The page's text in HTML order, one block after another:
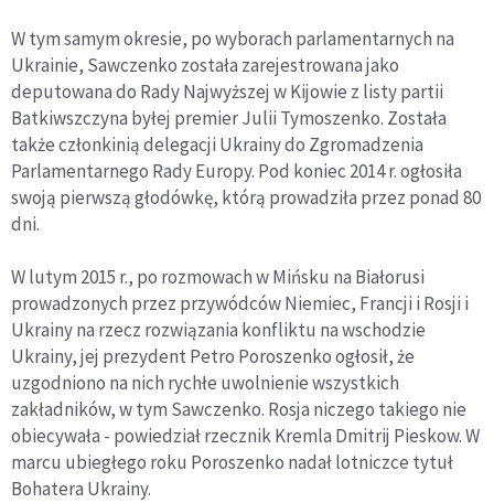
W tym samym okresie, po wyborach parlamentarnych na
Ukrainie, Sawczenko została zarejestrowana jako
deputowana do Rady Najwyższej w Kijowie z listy partii
Batkiwszczyna byłej premier Julii Tymoszenko. Została
także członkinią delegacji Ukrainy do Zgromadzenia
Parlamentarnego Rady Europy. Pod koniec 2014 r. ogłosiła
swoją pierwszą głodówkę, którą prowadziła przez ponad 80
dni.
W lutym 2015 r., po rozmowach w Mińsku na Białorusi
prowadzonych przez przywódców Niemiec, Francji i Rosji i
Ukrainy na rzecz rozwiązania konfliktu na wschodzie
Ukrainy, jej prezydent Petro Poroszenko ogłosił, że
uzgodniono na nich rychłe uwolnienie wszystkich
zakładników, w tym Sawczenko. Rosja niczego takiego nie
obiecywała - powiedział rzecznik Kremla Dmitrij Pieskow. W
marcu ubiegłego roku Poroszenko nadał lotniczce tytuł
Bohatera Ukrainy.